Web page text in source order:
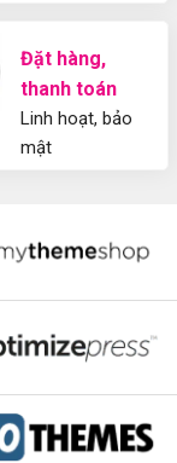
Đặt hàng,
thanh toán
Linh hoạt, bảo
mật